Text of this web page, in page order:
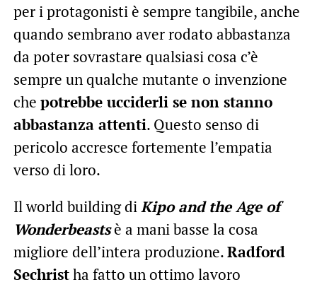
per i protagonisti è sempre tangibile, anche
quando sembrano aver rodato abbastanza
da poter sovrastare qualsiasi cosa c’è
sempre un qualche mutante o invenzione
che potrebbe ucciderli se non stanno
abbastanza attenti. Questo senso di
pericolo accresce fortemente l’empatia
verso di loro.
Il world building di Kipo and the Age of
Wonderbeastsè a mani basse la cosa
migliore dell’intera produzione.Radford
Sechristha fatto un ottimo lavoro